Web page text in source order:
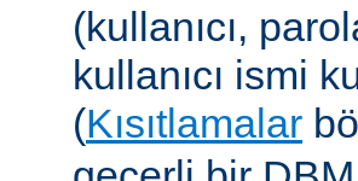
(kullanıcı,
kullanıcı ismi
(Kısıtlamalar